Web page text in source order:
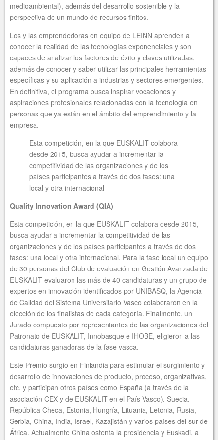
medioambiental), además del desarrollo sostenible y la
perspectiva de un mundo de recursos finitos.
Los y las emprendedoras en equipo de LEINN aprenden a
conocer la realidad de las tecnologías exponenciales y son
capaces de analizar los factores de éxito y claves utilizadas,
además de conocer y saber utilizar las principales herramientas
específicas y su aplicación a industrias y sectores emergentes.
En definitiva, el programa busca inspirar vocaciones y
aspiraciones profesionales relacionadas con la tecnología en
personas que ya están en el ámbito del emprendimiento y la
empresa.
Esta competición, en la que EUSKALIT colabora
desde 2015, busca ayudar a incrementar la
competitividad de las organizaciones y de los
países participantes a través de dos fases: una
local y otra internacional
Quality Innovation Award (QIA)
Esta competición, en la que EUSKALIT colabora desde 2015,
busca ayudar a incrementar la competitividad de las
organizaciones y de los países participantes a través de dos
fases: una local y otra internacional. Para la fase local un equipo
de 30 personas del Club de evaluación en Gestión Avanzada de
EUSKALIT evaluaron las más de 40 candidaturas y un grupo de
expertos en innovación identificados por UNIBASQ, la Agencia
de Calidad del Sistema Universitario Vasco colaboraron en la
elección de los finalistas de cada categoría. Finalmente, un
Jurado compuesto por representantes de las organizaciones del
Patronato de EUSKALIT, Innobasque e IHOBE, eligieron a las
candidaturas ganadoras de la fase vasca.
Este Premio surgió en Finlandia para estimular el surgimiento y
desarrollo de innovaciones de producto, proceso, organizativas,
etc. y participan otros países como España (a través de la
asociación CEX y de EUSKALIT en el País Vasco), Suecia,
República Checa, Estonia, Hungría, Lituania, Letonia, Rusia,
Serbia, China, India, Israel, Kazajistán y varios países del sur de
África. Actualmente China ostenta la presidencia y Euskadi, a